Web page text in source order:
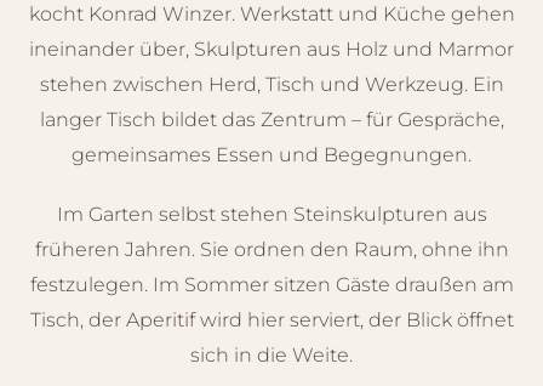
kocht Konrad Winzer. Werkstatt und Küche gehen
ineinander über, Skulpturen aus Holz und Marmor
stehen zwischen Herd, Tisch und Werkzeug. Ein
langer Tisch bildet das Zentrum – für Gespräche,
gemeinsames Essen und Begegnungen.
Im Garten selbst stehen Steinskulpturen aus
früheren Jahren. Sie ordnen den Raum, ohne ihn
festzulegen. Im Sommer sitzen Gäste draußen am
Tisch, der Aperitif wird hier serviert, der Blick öffnet
sich in die Weite.